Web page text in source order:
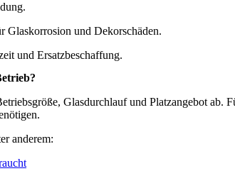
Glaskorrosion und Dekorschäden.
und Ersatzbeschaffung.
Glasdurchlauf und Platzangebot
anderem: